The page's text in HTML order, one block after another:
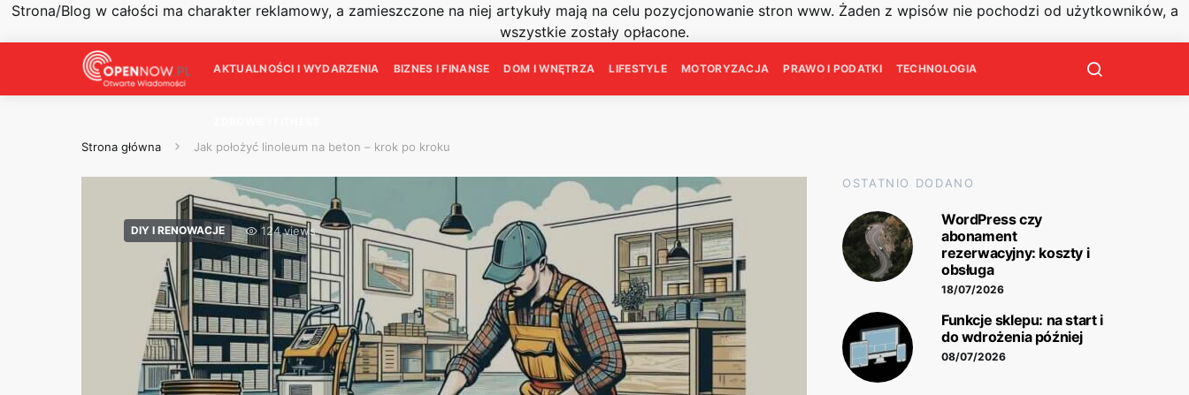
Strona/Blog w całości ma charakter reklamowy, a zamieszczone na niej artykuły mają na celu pozycjonowanie stron www. Żaden z wpisów nie pochodzi od użytkowników, a
wszystkie zostały opłacone.
AKTUALNOŚCI I WYDARZENIA BIZNES I FINANSE DOM I WNĘTRZA LIFESTYLE MOTORYZACJA PRAWO I PODATKI TECHNOLOGIA
Strona główna Jak położyć linoleum na beton – krok po kroku
DIY I RENOWACJE 124 views
OSTATNIO DODANO
WordPress czy
abonament
rezerwacyjny: koszty i
obsługa
18/07/2026
Funkcje sklepu: na start i
do wdrożenia później
08/07/2026